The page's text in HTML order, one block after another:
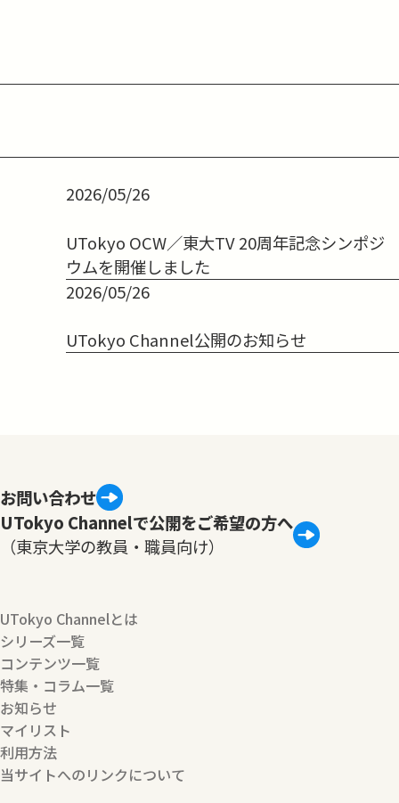
2026/05/26
UTokyo OCW／東大TV 20周年記念シンポジ
ウムを開催しました
2026/05/26
UTokyo Channel公開のお知らせ
お問い合わせ
UTokyo Channelで公開をご希望の方へ
（東京大学の教員・職員向け）
UTokyo Channelとは
シリーズ一覧
コンテンツ一覧
特集・コラム一覧
お知らせ
マイリスト
利用方法
当サイトへのリンクについて